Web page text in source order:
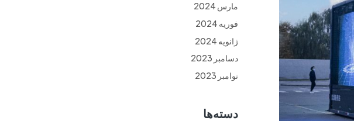
مارس 2024
فوریه 2024
ژانویه 2024
دسامبر 2023
نوامبر 2023
دسته‌ها